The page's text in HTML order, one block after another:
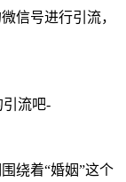
信号进行引流，
绕着“婚姻”这个